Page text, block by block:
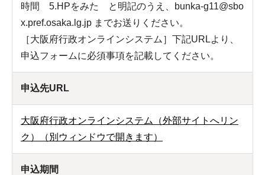
時間 5.HPをみた と明記のうえ、bunka-g11@sbo
x.pref.osaka.lg.jp までお送りください。
［大阪府行政オンラインシステム］下記URLより、
申込フォームに必須事項を記載してください。
申込先URL
大阪府行政オンラインシステム（外部サイトへリン
ク）（別ウィンドウで開きます）
申込期間